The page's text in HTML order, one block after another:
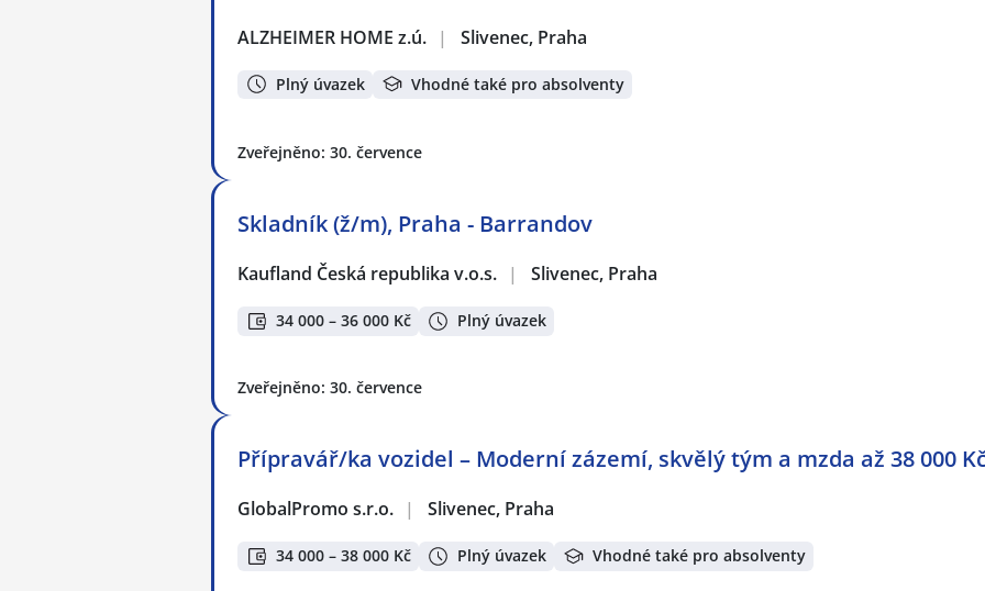
ALZHEIMER HOME z.ú. | Slivenec, Praha
Plný úvazek Vhodné také pro absolventy
Zveřejněno: 30. července
Skladník (ž/m), Praha - Barrandov
Kaufland Česká republika v.o.s. | Slivenec, Praha
34 000 – 36 000 Kč Plný úvazek
Zveřejněno: 30. července
Přípravář/ka vozidel – Moderní zázemí, skvělý tým a mzda až 38 000
GlobalPromo s.r.o. | Slivenec, Praha
34 000 – 38 000 Kč Plný úvazek Vhodné také pro absolventy